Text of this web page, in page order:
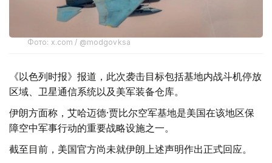
Фото: x.com / @modgovksa
《以色列时报》报道，此次袭击目标包括基地内战斗机停放
区域、卫星通信系统以及美军装备仓库。
伊朗方面称，艾哈迈德·贾比尔空军基地是美国在该地区保
障空中军事行动的重要战略设施之一。
截至目前，美国官方尚未就伊朗上述声明作出正式回应。